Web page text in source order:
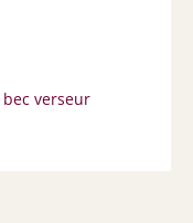
verseur